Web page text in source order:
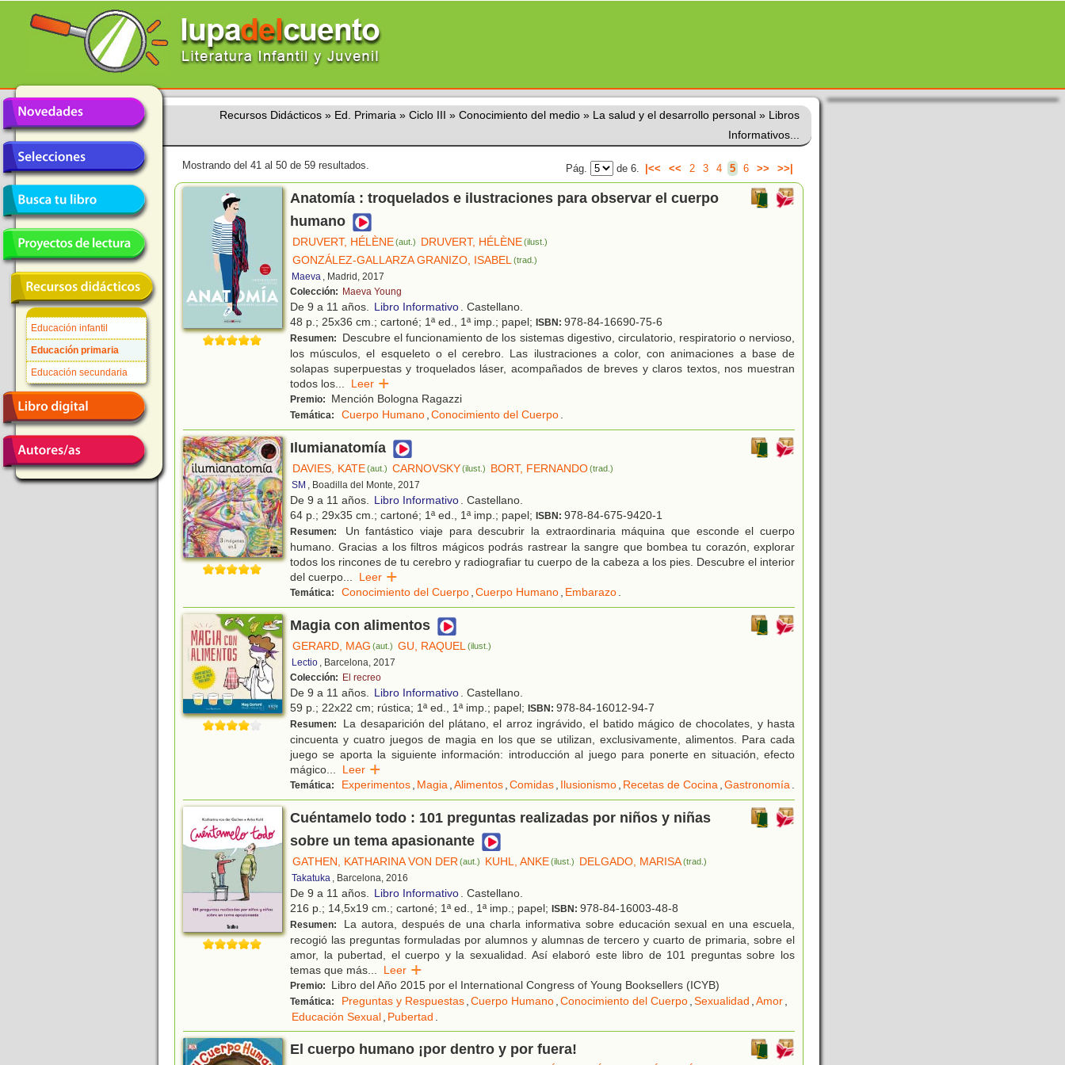
Educación infantil
Educación primaria
Educación secundaria
Recursos Didácticos » Ed. Primaria » Ciclo III » Conocimiento del medio » La salud y el desarrollo personal » Libros
Informativos...
Mostrando del 41 al 50 de 59 resultados. Pág. de 6. |<< << 2 3 4 5 6 >> >>|
Anatomía : troquelados e ilustraciones para observar el cuerpo
humano
DRUVERT, HÉLÈNE(aut.) DRUVERT, HÉLÈNE(ilust.)
GONZÁLEZ-GALLARZA GRANIZO, ISABEL (trad.)
Maeva , Madrid, 2017
Colección: Maeva Young
De 9 a 11 años. Libro Informativo
. Castellano.
48 p.; 25x36 cm.; cartoné; 1ª ed., 1ª imp.; papel; ISBN: 978-84-16690-75-6
Resumen:
Descubre el funcionamiento de los sistemas digestivo, circulatorio, respiratorio o nervioso,
los músculos, el esqueleto o el cerebro. Las ilustraciones a color, con animaciones a base de
solapas superpuestas y troquelados láser, acompañados de breves y claros textos, nos muestran
todos los
Leer
Premio: Mención Bologna Ragazzi
Temática: Cuerpo Humano Conocimiento del Cuerpo
Ilumianatomía
DAVIES, KATE(aut.) CARNOVSKY(ilust.) BORT, FERNANDO (trad.)
SM , Boadilla del Monte, 2017
De 9 a 11 años. Libro Informativo
. Castellano.
64 p.; 29x35 cm.; cartoné; 1ª ed., 1ª imp.; papel; ISBN: 978-84-675-9420-1
Resumen:
Un fantástico viaje para descubrir la extraordinaria máquina que esconde el cuerpo
humano. Gracias a los filtros mágicos podrás rastrear la sangre que bombea tu corazón, explorar
todos los rincones de tu cerebro y radiografiar tu cuerpo de la cabeza a los pies. Descubre el interior
del cuerpo
Leer
Temática: Conocimiento del Cuerpo Cuerpo Humano Embarazo
Magia con alimentos
GERARD, MAG (aut.) GU, RAQUEL (ilust.)
Lectio , Barcelona, 2017
Colección: El recreo
De 9 a 11 años. Libro Informativo
. Castellano.
59 p.; 22x22 cm; rústica; 1ª ed., 1ª imp.; papel; ISBN: 978-84-16012-94-7
Resumen:
La desaparición del plátano, el arroz ingrávido, el batido mágico de chocolates, y hasta
cincuenta y cuatro juegos de magia en los que se utilizan, exclusivamente, alimentos. Para cada
juego se aporta la siguiente información: introducción al juego para ponerte en situación, efecto
mágico
Leer
Temática: Experimentos Magia Alimentos Comidas Ilusionismo Recetas de Cocina Gastronomía
Cuéntamelo todo : 101 preguntas realizadas por niños y niñas
sobre un tema apasionante
GATHEN, KATHARINA VON DER (aut.) KUHL, ANKE(ilust.) DELGADO, MARISA (trad.)
Takatuka , Barcelona, 2016
De 9 a 11 años. Libro Informativo
. Castellano.
216 p.; 14,5x19 cm.; cartoné; 1ª ed., 1ª imp.; papel; ISBN: 978-84-16003-48-8
Resumen:
La autora, después de una charla informativa sobre educación sexual en una escuela,
recogió las preguntas formuladas por alumnos y alumnas de tercero y cuarto de primaria, sobre el
amor, la pubertad, el cuerpo y la sexualidad. Así elaboró este libro de 101 preguntas sobre los
temas que más
Leer
Premio: Libro del Año 2015 por el International Congress of Young Booksellers (ICYB)
Temática: Preguntas y Respuestas Cuerpo Humano Conocimiento del Cuerpo Sexualidad Amor
Educación Sexual Pubertad
El cuerpo humano ¡por dentro y por fuera!